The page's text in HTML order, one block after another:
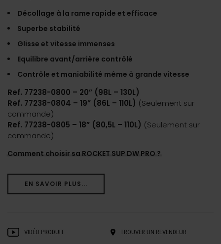
Décollage à la rame rapide et efficace
Superbe stabilité
Glisse et vitesse immenses
Equilibre avant/arrière contrôlé
Contrôle et maniabilité même à grande vitesse
Ref. 77238-0800 – 20” (98L – 130L)
Ref. 77238-0804 – 19” (86L – 110L) (Seulement sur
commande)
Ref. 77238-0805 – 18” (80,5L – 110L) (Seulement sur
commande)
Comment choisir sa ROCKET SUP DW PRO ?
EN SAVOIR PLUS...
VIDÉO PRODUIT TROUVER UN REVENDEUR